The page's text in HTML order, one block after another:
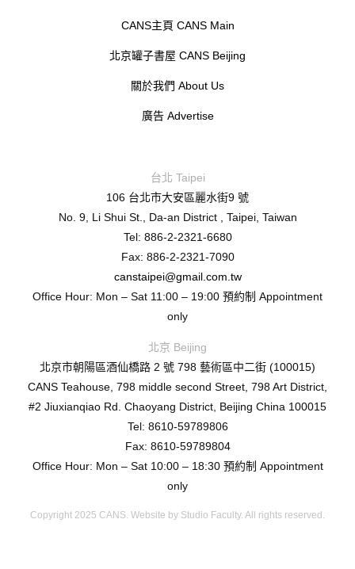
廣告 Advertise
關於我們 About Us
CANS主頁 CANS Main
北京罐子書屋 CANS Beijing
台北 Taipei
106 台北市大安區麗水街9 號
No. 9, Li Shui St., Da-an District , Taipei, Taiwan
Tel: 886-2-2321-6680
Fax: 886-2-2321-7090
canstaipei@gmail.com.tw
Office Hour: Mon – Sat 11:00 – 19:00 預約制 Appointment
only
北京 Beijing
北京市朝陽區酒仙橋路 2 號 798 藝術區中二街 (100015)
CANS Teahouse, 798 middle second Street, 798 Art District,
#2 Jiuxianqiao Rd. Chaoyang District, Beijing China 100015
Tel: 8610-59789806
Fax: 8610-59789804
Office Hour: Mon – Sat 10:00 – 18:30 預約制 Appointment
only
Copyright 2025 CANS. Website by Studio Faculty. All rights reserved.